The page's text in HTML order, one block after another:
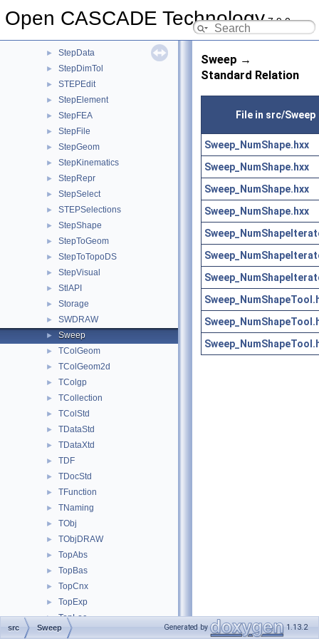
Open CASCADE Technology7.9.0
STEPConstruct
► StepData
► StepDimTol
► STEPEdit
► StepElement
► StepFEA
► StepFile
► StepGeom
► StepKinematics
► StepRepr
► StepSelect
► STEPSelections
► StepShape
► StepToGeom
► StepToTopoDS
► StepVisual
► StlAPI
► Storage
► SWDRAW
► Sweep
► TColGeom
► TColGeom2d
► TColgp
► TCollection
► TColStd
► TDataStd
► TDataXtd
► TDF
► TDocStd
► TFunction
► TNaming
► TObj
► TObjDRAW
► TopAbs
► TopBas
► TopCnx
► TopExp
► TopLoc
► TopoDS
Sweep →
Standard Relation
File in src/Sweep
Sweep_NumShape.hxx
Sweep_NumShape.hxx
Sweep_NumShape.hxx
Sweep_NumShape.hxx
src Sweep Generated by 1.13.2